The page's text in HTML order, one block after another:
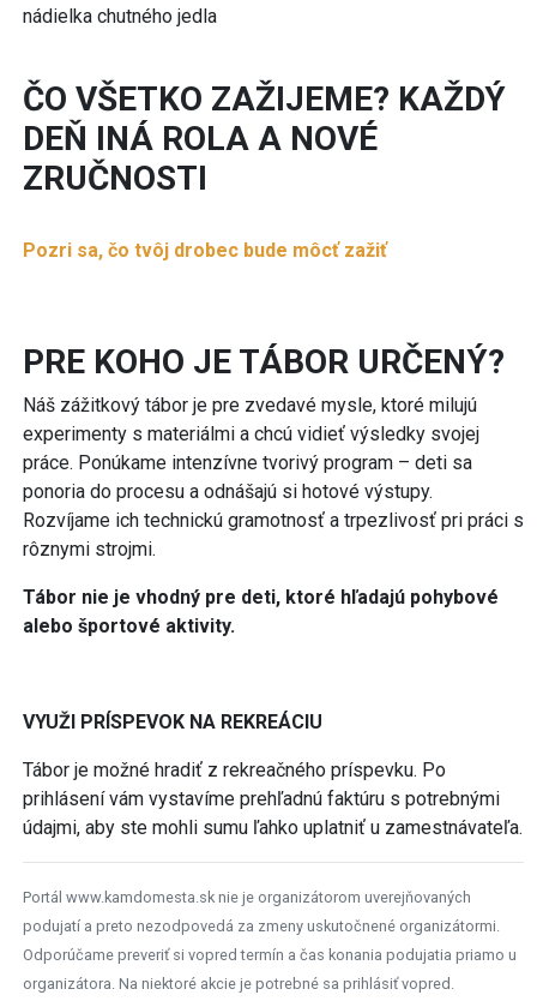
nádielka chutného jedla
ČO VŠETKO ZAŽIJEME? KAŽDÝ
DEŇ INÁ ROLA A NOVÉ
ZRUČNOSTI
Pozri sa, čo tvôj drobec bude môcť zažiť
PRE KOHO JE TÁBOR URČENÝ?
Náš zážitkový tábor je pre zvedavé mysle, ktoré milujú
experimenty s materiálmi a chcú vidieť výsledky svojej
práce. Ponúkame intenzívne tvorivý program – deti sa
ponoria do procesu a odnášajú si hotové výstupy.
Rozvíjame ich technickú gramotnosť a trpezlivosť pri práci s
rôznymi strojmi.
Tábor nie je vhodný pre deti, ktoré hľadajú pohybové
alebo športové aktivity.
VYUŽI PRÍSPEVOK NA REKREÁCIU
Tábor je možné hradiť z rekreačného príspevku. Po
prihlásení vám vystavíme prehľadnú faktúru s potrebnými
údajmi, aby ste mohli sumu ľahko uplatniť u zamestnávateľa.
Portál www.kamdomesta.sk nie je organizátorom uverejňovaných
podujatí a preto nezodpovedá za zmeny uskutočnené organizátormi.
Odporúčame preveriť si vopred termín a čas konania podujatia priamo u
organizátora. Na niektoré akcie je potrebné sa prihlásiť vopred.